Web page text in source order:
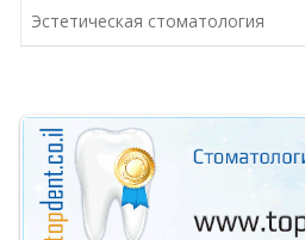
Эстетическая стоматология